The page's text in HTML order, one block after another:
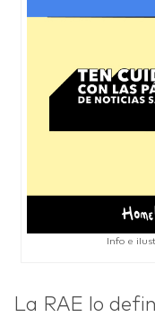
Info e
La RAE lo